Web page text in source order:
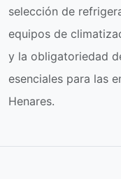
selección de
equipos de
y la obligatoriedad
esenciales para las
Henares.